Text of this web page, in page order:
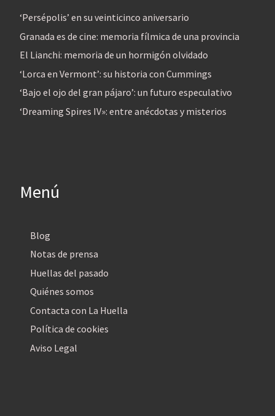
‘Persépolis’ en su veinticinco aniversario
Granada es de cine: memoria fílmica de una provincia
El Lianchi: memoria de un hormigón olvidado
‘Lorca en Vermont’: su historia con Cummings
‘Bajo el ojo del gran pájaro’: un futuro especulativo
‘Dreaming Spires IV»: entre anécdotas y misterios
Menú
Blog
Notas de prensa
Huellas del pasado
Quiénes somos
Contacta con La Huella
Política de cookies
Aviso Legal